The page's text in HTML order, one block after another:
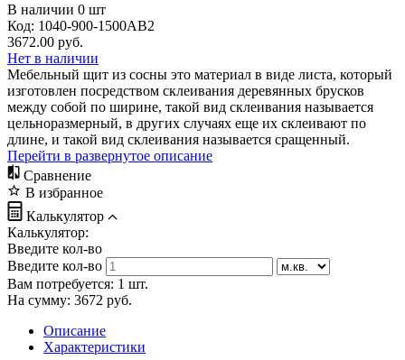
В наличии 0 шт
Код: 1040-900-1500АВ2
3672.00 руб.
Нет в наличии
Мебельный щит из сосны это материал в виде листа, который
изготовлен посредством склеивания деревянных брусков
между собой по ширине, такой вид склеивания называется
цельноразмерный, в других случаях еще их склеивают по
длине, и такой вид склеивания называется сращенный.
Перейти в развернутое описание
Сравнение
В избранное
Калькулятор
Калькулятор:
Введите кол-во
Введите кол-во
Вам потребуется: 1 шт.
На сумму: 3672 руб.
Описание
Характеристики